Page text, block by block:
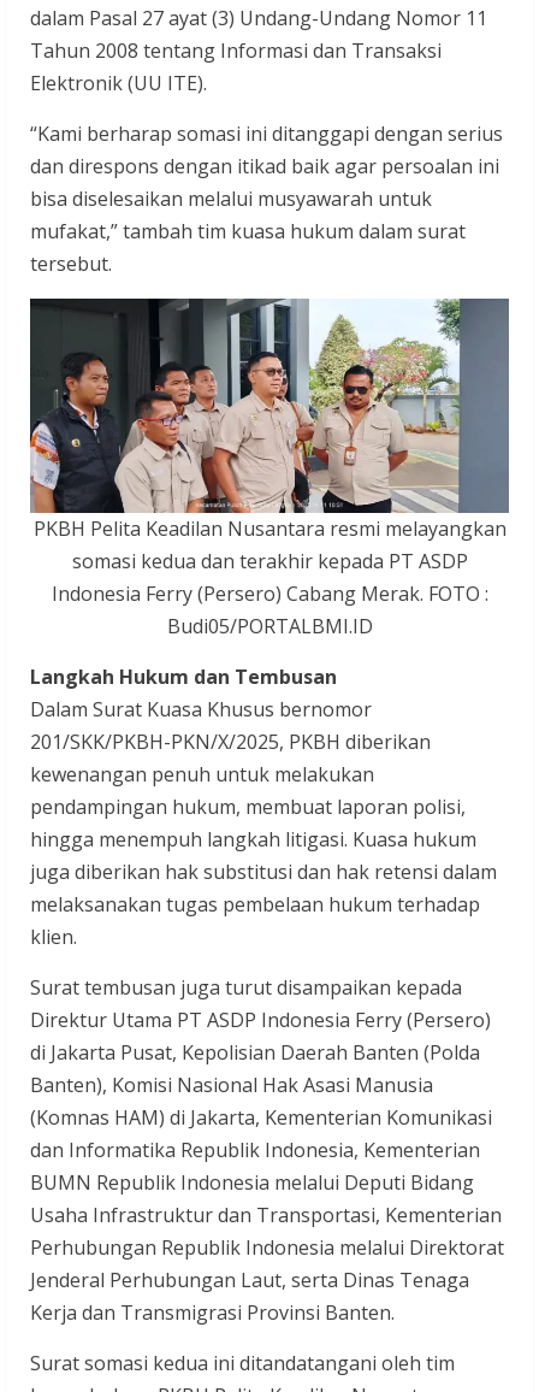
dalam Pasal 27 ayat (3) Undang-Undang Nomor 11
Tahun 2008 tentang Informasi dan Transaksi
Elektronik (UU ITE).
“Kami berharap somasi ini ditanggapi dengan serius
dan direspons dengan itikad baik agar persoalan ini
bisa diselesaikan melalui musyawarah untuk
mufakat,” tambah tim kuasa hukum dalam surat
tersebut.
PKBH Pelita Keadilan Nusantara resmi melayangkan
somasi kedua dan terakhir kepada PT ASDP
Indonesia Ferry (Persero) Cabang Merak. FOTO :
Budi05/PORTALBMI.ID
Langkah Hukum dan Tembusan
Dalam Surat Kuasa Khusus bernomor
201/SKK/PKBH-PKN/X/2025, PKBH diberikan
kewenangan penuh untuk melakukan
pendampingan hukum, membuat laporan polisi,
hingga menempuh langkah litigasi. Kuasa hukum
juga diberikan hak substitusi dan hak retensi dalam
melaksanakan tugas pembelaan hukum terhadap
klien.
Surat tembusan juga turut disampaikan kepada
Direktur Utama PT ASDP Indonesia Ferry (Persero)
di Jakarta Pusat, Kepolisian Daerah Banten (Polda
Banten), Komisi Nasional Hak Asasi Manusia
(Komnas HAM) di Jakarta, Kementerian Komunikasi
dan Informatika Republik Indonesia, Kementerian
BUMN Republik Indonesia melalui Deputi Bidang
Usaha Infrastruktur dan Transportasi, Kementerian
Perhubungan Republik Indonesia melalui Direktorat
Jenderal Perhubungan Laut, serta Dinas Tenaga
Kerja dan Transmigrasi Provinsi Banten.
Surat somasi kedua ini ditandatangani oleh tim